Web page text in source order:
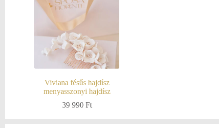
Viviana fésűs hajdísz
menyasszonyi hajdísz
39 990 Ft